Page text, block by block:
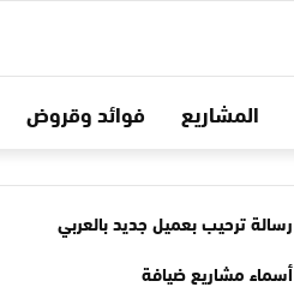
المشاريع فوائد وقروض
رسالة ترحيب بعميل جديد بالعربي
أسماء مشاريع ضيافة